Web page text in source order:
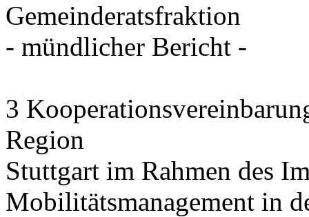
Gemeinderatsfraktion
- mündlicher Bericht -
3
Region
Stuttgart im Rahmen des
Mobilitätsmanagement in